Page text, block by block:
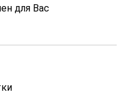
для Вас